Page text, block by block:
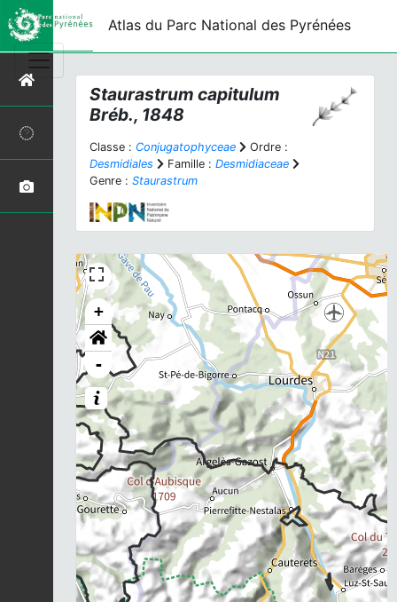
Atlas du Parc National des Pyrénées
Staurastrum capitulum
Bréb., 1848
Classe : Conjugatophyceae
Ordre :
Desmidiales
Famille : Desmidiaceae
Genre : Staurastrum
+
-